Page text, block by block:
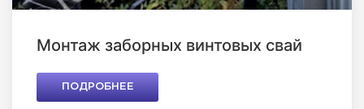
Монтаж заборных винтовых свай
ПОДРОБНЕЕ